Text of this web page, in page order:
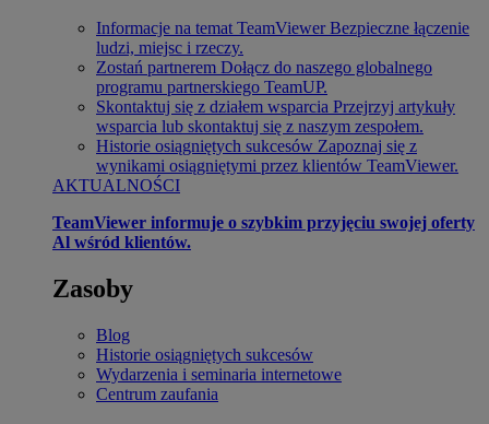
Informacje na temat TeamViewer Bezpieczne łączenie
ludzi, miejsc i rzeczy.
Zostań partnerem Dołącz do naszego globalnego
programu partnerskiego TeamUP.
Skontaktuj się z działem wsparcia Przejrzyj artykuły
wsparcia lub skontaktuj się z naszym zespołem.
Historie osiągniętych sukcesów Zapoznaj się z
wynikami osiągniętymi przez klientów TeamViewer.
AKTUALNOŚCI
TeamViewer informuje o szybkim przyjęciu swojej oferty
Al wśród klientów.
Zasoby
Blog
Historie osiągniętych sukcesów
Wydarzenia i seminaria internetowe
Centrum zaufania